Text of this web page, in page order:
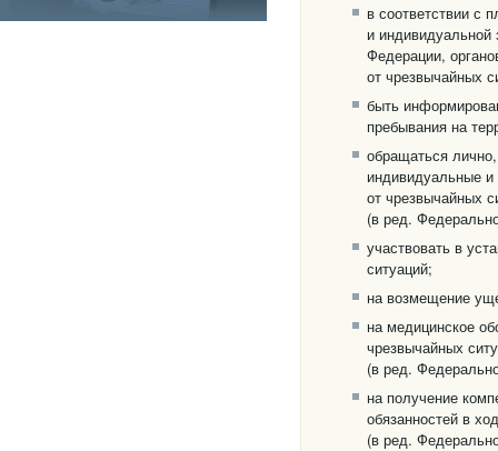
в соответствии с
и индивидуальной
Федерации,
от чрезвычайных
быть
пребывания на
обращаться
индивидуальные
от чрезвычайных
(в ред.
участвовать в
ситуаций;
на возмещение
на медицинское
чрезвычайных
(в ред.
на получение
обязанностей в
(в ред.